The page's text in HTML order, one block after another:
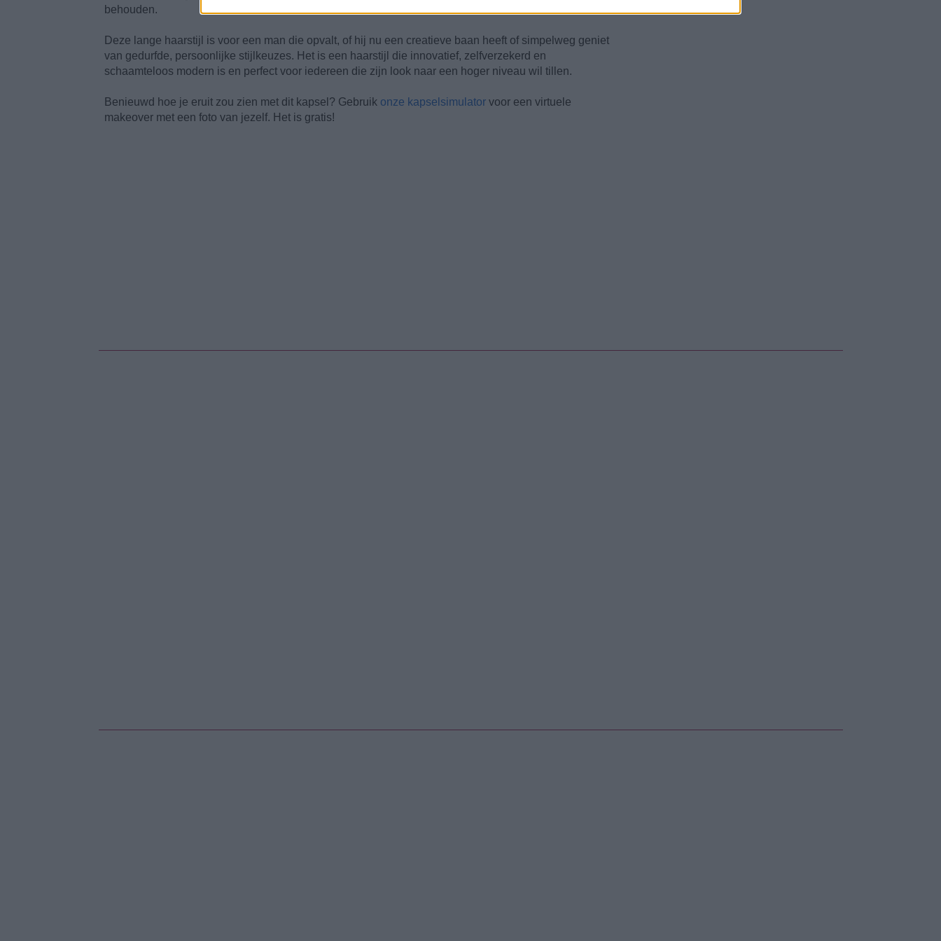
behouden.
Deze lange haarstijl is voor een man die opvalt, of hij nu een creatieve baan heeft of simpelweg geniet
van gedurfde, persoonlijke stijlkeuzes. Het is een haarstijl die innovatief, zelfverzekerd en
schaamteloos modern is en perfect voor iedereen die zijn look naar een hoger niveau wil tillen.
Benieuwd hoe je eruit zou zien met dit kapsel? Gebruik onze kapselsimulatorvoor een virtuele
makeover met een foto van jezelf. Het is gratis!